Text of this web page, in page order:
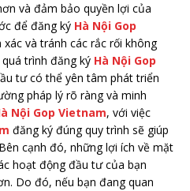
và đảm bảo quyền lợi của
để đăng ký Hà Nội Gop
và tránh các rắc rối không
trình đăng ký Hà Nội Gop
tư có thể yên tâm phát triển
pháp lý rõ ràng và minh
Nội Gop Vietnam, với việc
đăng ký đúng quy trình sẽ giúp
cạnh đó, những lợi ích về mặt
hoạt động đầu tư của bạn
Do đó, nếu bạn đang quan